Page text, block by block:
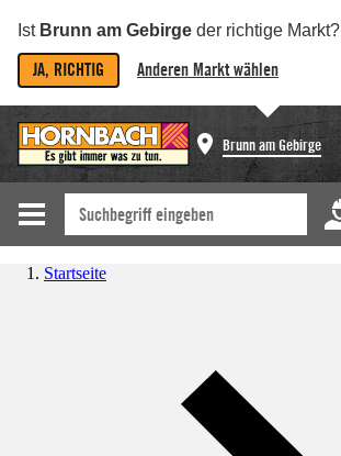
Ist Brunn am Gebirge der richtige Markt?
JA, RICHTIG Anderen Markt wählen
Brunn am Gebirge
Startseite